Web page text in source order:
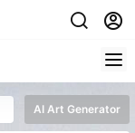
AI Art Generator